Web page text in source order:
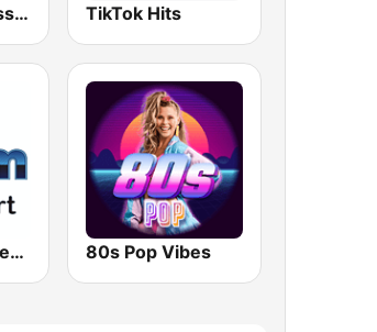
1000 HITS Classical Music TikTok Hits
181.fm - The Heart (Love Songs) 80s Pop Vibes